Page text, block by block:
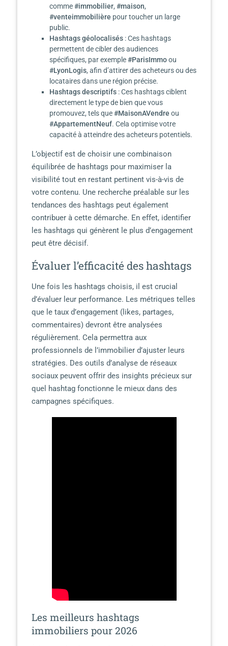
comme#immobilier, #maison,
#venteimmobilière pour toucher un large
public.
Hashtags géolocalisés: Ces hashtags
permettent de cibler des audiences
spécifiques, par exemple#ParisImmoou
#LyonLogis, afin d’attirer des acheteurs ou des
locataires dans une région précise.
Hashtags descriptifs: Ces hashtags ciblent
directement le type de bien que vous
promouvez, tels que#MaisonAVendre ou
#AppartementNeuf. Cela optimise votre
capacité à atteindre des acheteurs potentiels.
L’objectif est de choisir une combinaison
équilibrée de hashtags pour maximiser la
visibilité tout en restant pertinent vis-à-vis de
votre contenu. Une recherche préalable sur les
tendances des hashtags peut également
contribuer à cette démarche. En effet, identifier
les hashtags qui génèrent le plus d’engagement
peut être décisif.
Évaluer l’efficacité des hashtags
Une fois les hashtags choisis, il est crucial
d’évaluer leur performance. Les métriques telles
que le taux d’engagement (likes, partages,
commentaires) devront être analysées
régulièrement. Cela permettra aux
professionnels de l’immobilier d’ajuster leurs
stratégies. Des outils d’analyse de réseaux
sociaux peuvent offrir des insights précieux sur
quel hashtag fonctionne le mieux dans des
campagnes spécifiques.
Les meilleurs hashtags
immobiliers pour 2026